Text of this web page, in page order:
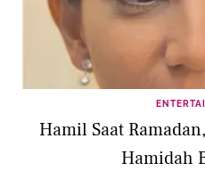
Hamil Saat
Hamidah